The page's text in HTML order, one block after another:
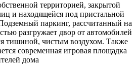
территорией, закрытой
и находящейся под пристальной
паркинг, рассчитанный на
разгружает двор от автомобилей
тишиной, чистым воздухом. Также
современная игровая площадка
дома